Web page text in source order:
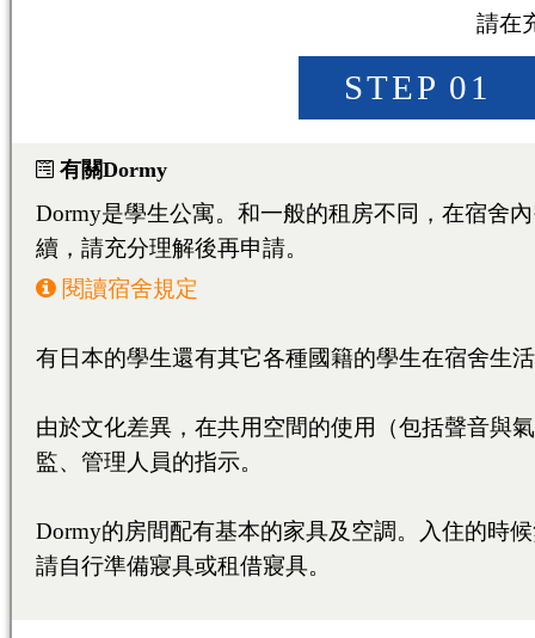
KYOTO/FUSHIMI/
大阪/豊中/吹田/東大阪/
OSAKA/TOYONAKA/
FUKUOKA/KUMAMOTO
北九州/小倉
熊本KUMAMOTO、鹿
広島
HIROSHIMA
HIROSHIMA/
大學・短期大學 專門學校 日本語學校
東京料理大学（神楽板キャンパス）